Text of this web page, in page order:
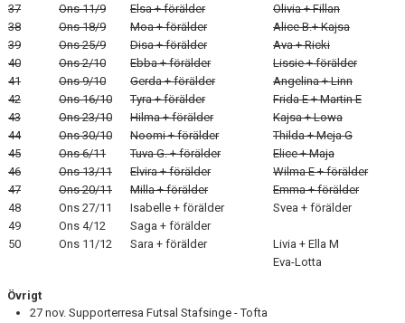
37
Ons 11/9 Elsa + förälder
Olivia + Fillan
38
Ons 18/9 Moa + förälder
Alice B.+ Kajsa
39
Ons 25/9 Disa + förälder
Ava + Ricki
40
Ons 2/10 Ebba + förälder
Lissie + förälder
41
Ons 9/10 Gerda + förälder
Angelina + Linn
42
Ons 16/10 Tyra + förälder
Frida E + Martin E
43
Ons 23/10 Hilma + förälder
Kajsa + Lowa
44
Ons 30/10 Noomi + förälder
Thilda + Meja G
45
Ons 6/11 Tuva G. + förälder
Elice + Maja
46
Ons 13/11 Elvira + förälder
Wilma E + förälder
47
Ons 20/11 Milla + förälder
Emma + förälder
48
Ons 27/11 Isabelle + förälder
Svea + förälder
49
Ons 4/12
Saga + förälder
50
Ons 11/12 Sara + förälder
Livia + Ella M
Eva-Lotta
Övrigt
27 nov. Supporterresa Futsal Stafsinge - Tofta